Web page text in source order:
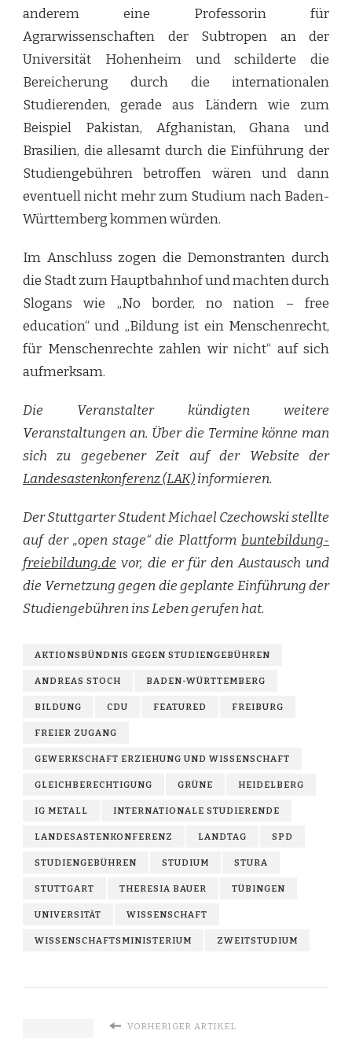
anderem eine Professorin für
Agrarwissenschaften der Subtropen an der
Universität Hohenheim und schilderte die
Bereicherung durch die internationalen
Studierenden, gerade aus Ländern wie zum
Beispiel Pakistan, Afghanistan, Ghana und
Brasilien, die allesamt durch die Einführung der
Studiengebühren betroffen wären und dann
eventuell nicht mehr zum Studium nach Baden-
Württemberg kommen würden.
Im Anschluss zogen die Demonstranten durch
die Stadt zum Hauptbahnhof und machten durch
Slogans wie „No border, no nation – free
education“ und „Bildung ist ein Menschenrecht,
für Menschenrechte zahlen wir nicht“ auf sich
aufmerksam.
Die Veranstalter kündigten weitere
Veranstaltungen an. Über die Termine könne man
sich zu gegebener Zeit auf der Website der
Landesastenkonferenz (LAK)informieren.
Der Stuttgarter Student Michael Czechowski stellte
auf der „open stage“ die Plattform buntebildung-
freiebildung.de vor, die er für den Austausch und
die Vernetzung gegen die geplante Einführung der
Studiengebühren ins Leben gerufen hat.
AKTIONSBÜNDNIS GEGEN STUDIENGEBÜHREN
ANDREAS STOCH BADEN-WÜRTTEMBERG
BILDUNG CDU FEATURED FREIBURG
FREIER ZUGANG
GEWERKSCHAFT ERZIEHUNG UND WISSENSCHAFT
GLEICHBERECHTIGUNG GRÜNE HEIDELBERG
IG METALL INTERNATIONALE STUDIERENDE
LANDESASTENKONFERENZ LANDTAG SPD
STUDIENGEBÜHREN STUDIUM STURA
STUTTGART THERESIA BAUER TÜBINGEN
UNIVERSITÄT WISSENSCHAFT
WISSENSCHAFTSMINISTERIUM ZWEITSTUDIUM
VORHERIGER ARTIKEL